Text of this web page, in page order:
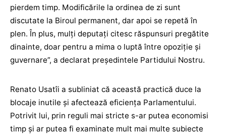
pierdem timp. Modificările la ordinea de zi sunt
discutate la Biroul permanent, dar apoi se repetă în
plen. În plus, mulți deputați citesc răspunsuri pregătite
dinainte, doar pentru a mima o luptă între opoziție și
guvernare”, a declarat președintele Partidului Nostru.
Renato Usatîi a subliniat că această practică duce la
blocaje inutile și afectează eficiența Parlamentului.
Potrivit lui, prin reguli mai stricte s-ar putea economisi
timp și ar putea fi examinate mult mai multe subiecte